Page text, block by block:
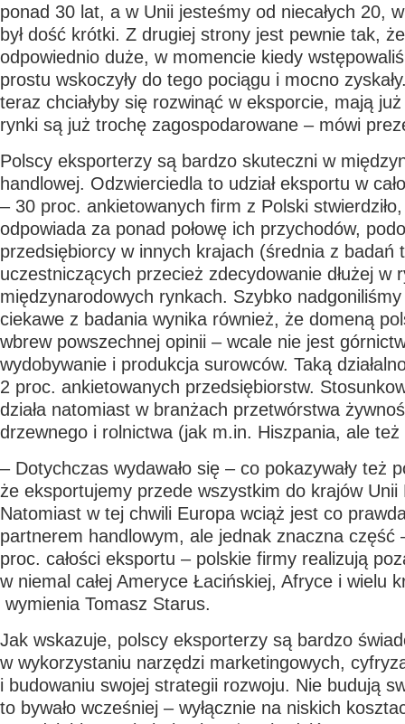
ponad 30 lat, a w Unii jesteśmy od niecałych 20,
był dość krótki. Z drugiej strony jest pewnie tak,
odpowiednio duże, w momencie kiedy
prostu wskoczyły do tego pociągu i mocno
teraz chciałyby się rozwinąć w eksporcie, mają
rynki są już trochę zagospodarowane – mówi
Polscy eksporterzy są bardzo skuteczni w
handlowej. Odzwierciedla to udział eksportu w
– 30 proc. ankietowanych firm z Polski
odpowiada za ponad połowę ich przychodów,
przedsiębiorcy w innych krajach (średnia z badań
uczestniczących przecież zdecydowanie dłużej w
międzynarodowych rynkach. Szybko
ciekawe z badania wynika również, że domeną
wbrew powszechnej opinii – wcale nie jest
wydobywanie i produkcja surowców. Taką
2 proc. ankietowanych przedsiębiorstw.
działa natomiast w branżach przetwórstwa
drzewnego i rolnictwa (jak m.in. Hiszpania, ale
– Dotychczas wydawało się – co pokazywały też
że eksportujemy przede wszystkim do krajów Unii
Natomiast w tej chwili Europa wciąż jest co
partnerem handlowym, ale jednak znaczna część
proc. całości eksportu – polskie firmy realizują
w niemal całej Ameryce Łacińskiej, Afryce i wielu
wymienia Tomasz Starus.
Jak wskazuje, polscy eksporterzy są bardzo
w wykorzystaniu narzędzi marketingowych,
i budowaniu swojej strategii rozwoju. Nie budują
to bywało wcześniej – wyłącznie na niskich